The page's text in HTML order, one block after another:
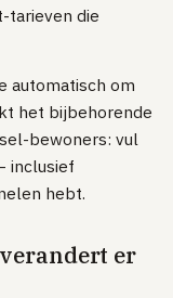
tarieven die
automatisch om
het bijbehorende
bewoners: vul
inclusief
hebt.
er